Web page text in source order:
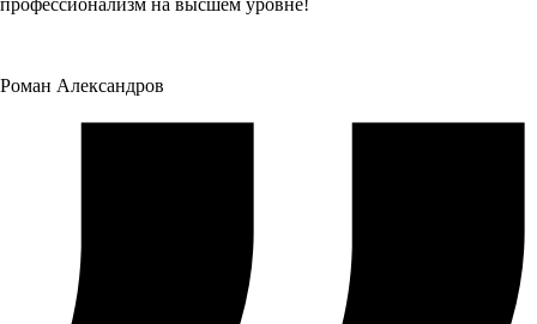
профессионализм на высшем уровне!
Роман Александров